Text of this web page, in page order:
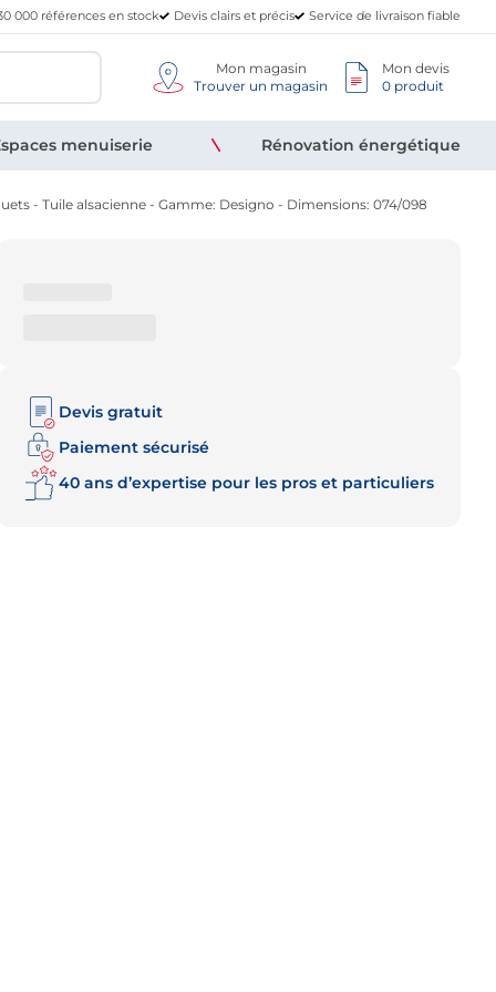
000 références en stock Devis clairs et précis Service de livraison fiable
Mon magasin
Trouver un magasin
Mon devis
0 produit
menuiserie Rénovation énergétique
- Tuile alsacienne - Gamme: Designo - Dimensions: 074/098
Devis gratuit
Paiement sécurisé
40 ans d’expertise pour les pros et particuliers